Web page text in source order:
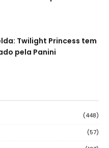
Twilight Princess tem
pela Panini
(448)
(57)